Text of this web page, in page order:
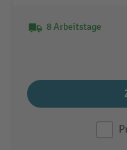
8 Arbeitstage